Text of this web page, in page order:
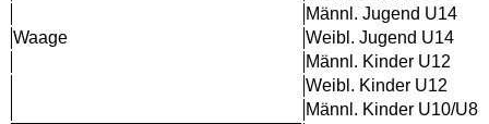
Männl. Jugend U14
Waage
Weibl. Jugend U14
Männl. Kinder U12
Weibl. Kinder U12
Männl. Kinder U10/U8